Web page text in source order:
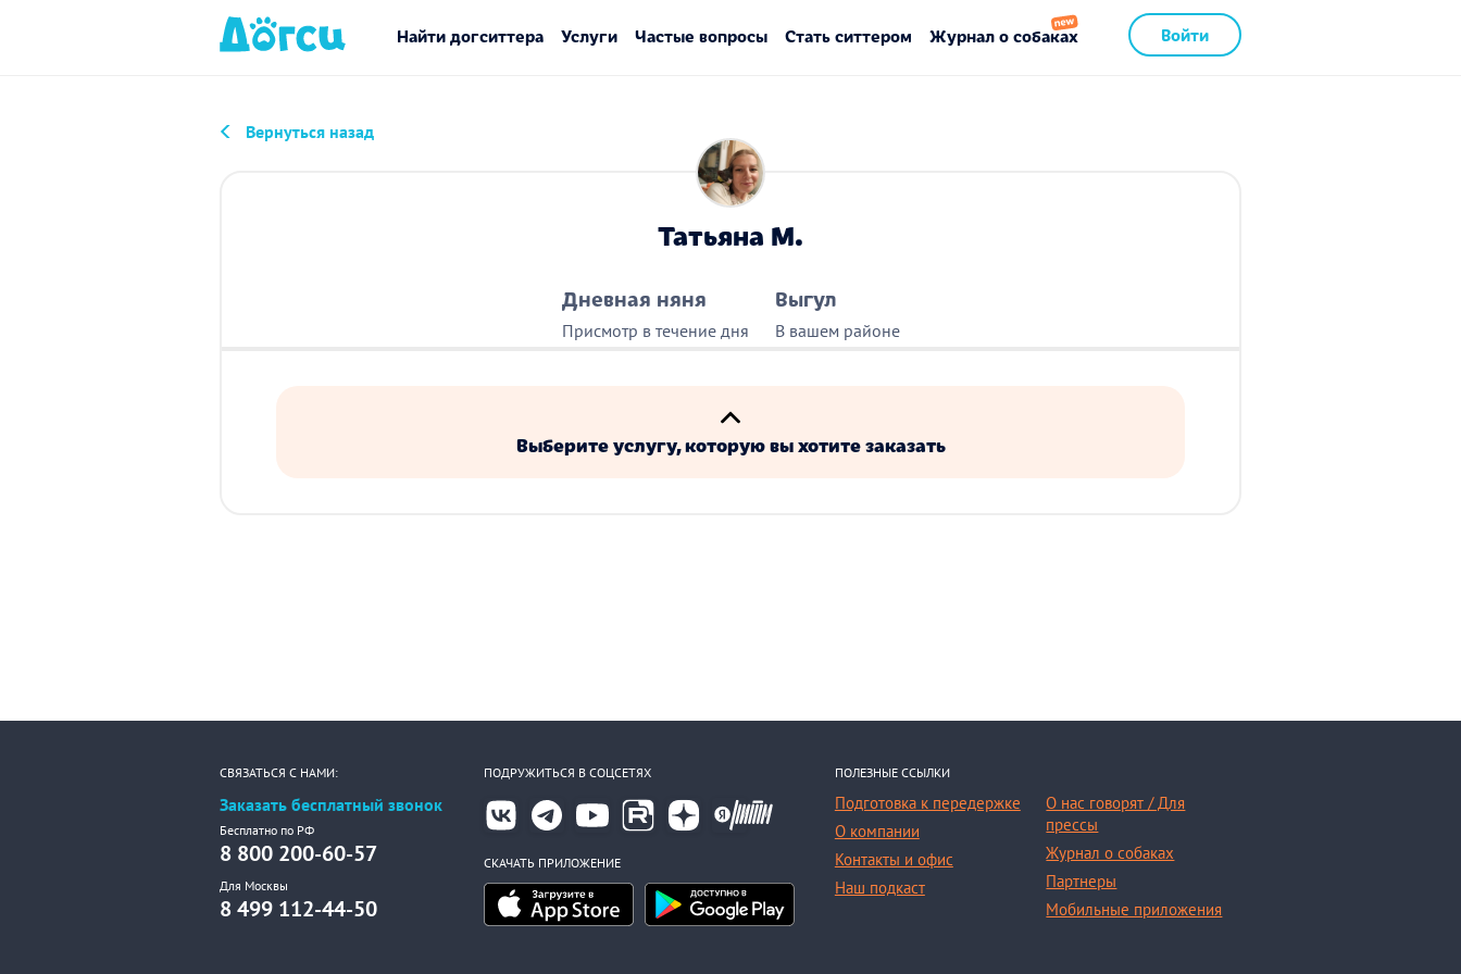
Войти
Найти догситтера Услуги Частые вопросы Стать ситтером Журнал о собаках
Вернуться назад
Татьяна М.
Дневная няня
Присмотр в течение дня
Выгул
В вашем районе
Выберите услугу, которую вы хотите заказать
СВЯЗАТЬСЯ С НАМИ:
Заказать бесплатный звонок
Бесплатно по РФ
8 800 200-60-57
Для Москвы
8 499 112-44-50
ПОДРУЖИТЬСЯ В СОЦСЕТЯХ
СКАЧАТЬ ПРИЛОЖЕНИЕ
ПОЛЕЗНЫЕ ССЫЛКИ
Подготовка к передержке
О компании
Контакты и офис
Наш подкаст
О нас говорят / Для
прессы
Журнал о собаках
Партнеры
Мобильные приложения